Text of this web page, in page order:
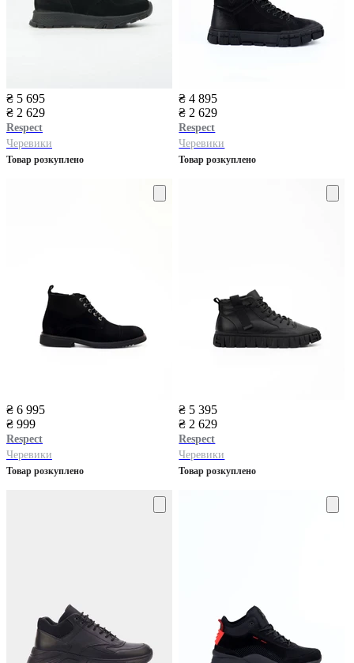
₴ 5 695
₴ 2 629
Respect
Черевики
Товар розкуплено
₴ 4 895
₴ 2 629
Respect
Черевики
Товар розкуплено
₴ 6 995
₴ 999
Respect
Черевики
Товар розкуплено
₴ 5 395
₴ 2 629
Respect
Черевики
Товар розкуплено